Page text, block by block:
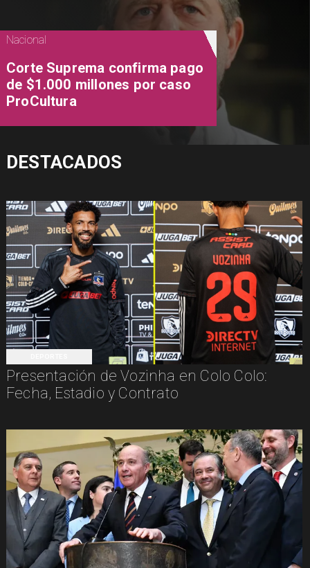
Presentación de Vozinha en Colo Colo:
Fecha, Estadio y Contrato
Nacional
Corte Suprema confirma pago
de $1.000 millones por caso
ProCultura
DESTACADOS